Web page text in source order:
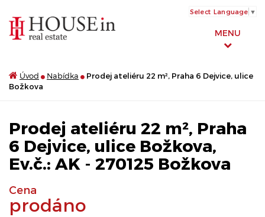
MENU
Select Language ▼
Úvod Nabídka
Prodej ateliéru 22 m², Praha 6 Dejvice, ulice
Božkova
Prodej ateliéru 22 m², Praha
6 Dejvice, ulice Božkova,
Ev.č.: AK - 270125 Božkova
Cena
prodáno